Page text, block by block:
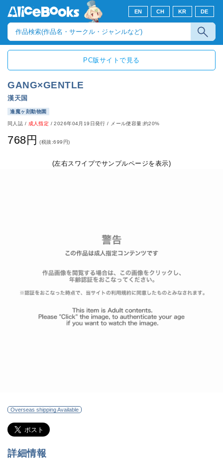
EN CH KR DE
PC版サイトで見る
GANG×GENTLE
漢天国
逢魔ヶ刻動物園
同人誌 / 成人指定 /2026年04月19日発行 / メール便容量:約20%
768円 (税抜:699円)
(左右スワイプでサンプルページを表示)
Overseas shipping Available
詳細情報